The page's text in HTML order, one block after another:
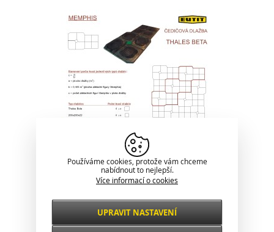
Používáme cookies, protože vám chceme
nabídnout to nejlepší.
Více informací o cookies
Nezbytné
VŽDY AKTIVNÍ
UPRAVIT NASTAVENÍ